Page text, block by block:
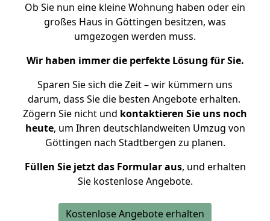
Ob Sie nun eine kleine Wohnung haben oder ein
großes Haus in Göttingen besitzen, was
umgezogen werden muss.
Wir haben immer die perfekte Lösung für Sie.
Sparen Sie sich die Zeit – wir kümmern uns
darum, dass Sie die besten Angebote erhalten.
Zögern Sie nicht und kontaktieren Sie uns noch
heute, um Ihren deutschlandweiten Umzug von
Göttingen nach Stadtbergen zu planen.
Füllen Sie jetzt das Formular aus, und erhalten
Sie kostenlose Angebote.
Kostenlose Angebote erhalten